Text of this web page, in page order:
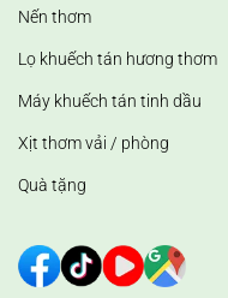
Nến thơm
Lọ khuếch tán hương thơm
Máy khuếch tán tinh dầu
Xịt thơm vải / phòng
Quà tặng